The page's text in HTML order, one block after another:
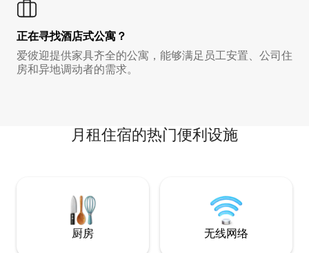
正在寻找酒店式公寓？
爱彼迎提供家具齐全的公寓，能够满足员工安置、公司住
房和异地调动者的需求。
月租住宿的热门便利设施
厨房 无线网络